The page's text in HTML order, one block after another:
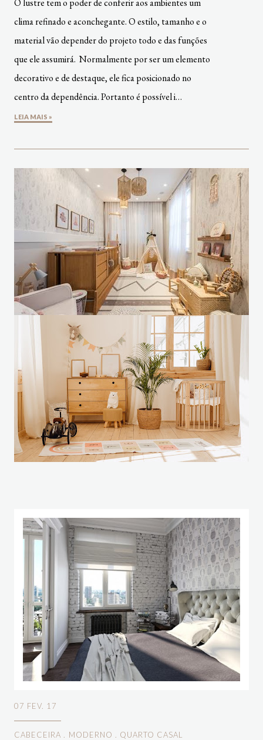
O lustre tem o poder de conferir aos ambientes um
clima refinado e aconchegante. O estilo, tamanho e o
material vão depender do projeto todo e das funções
que ele assumirá. Normalmente por ser um elemento
decorativo e de destaque, ele fica posicionado no
centro da dependência. Portanto é possível i…
LEIA MAIS »
07 FEV. 17
CABECEIRA MODERNO QUARTO CASAL